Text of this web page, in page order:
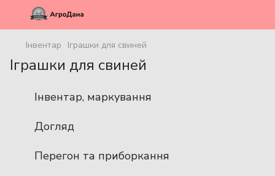
Інвентар Іграшки для свиней
Іграшки для свиней
Інвентар, маркування
Догляд
Перегон та приборкання